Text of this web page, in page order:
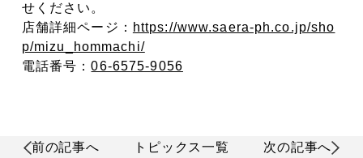
せください。
店舗詳細ページ： https://www.saera-ph.co.jp/sho
p/mizu_hommachi/
電話番号：06-6575-9056
前の記事へ トピックス一覧 次の記事へ